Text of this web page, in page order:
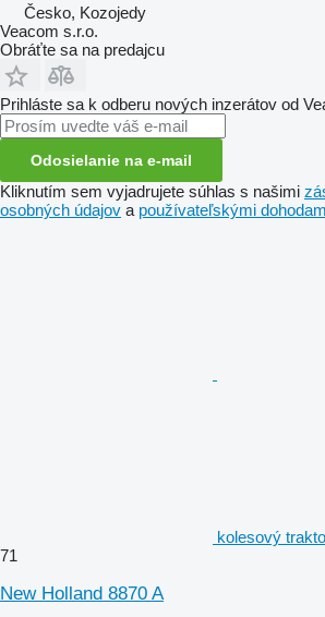
Česko, Kozojedy
Veacom s.r.o.
Obráťte sa na predajcu
Prihláste sa k odberu nových inzerátov od
Odosielanie na e-mail
Kliknutím sem vyjadrujete súhlas s našimi
osobných údajov a používateľskými
kolesový
71
New Holland 8870 A